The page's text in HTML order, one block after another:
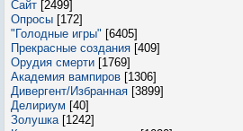
Сайт [2499]
Опросы [172]
"Голодные игры" [6405]
Прекрасные создания [409]
Орудия смерти [1769]
Академия вампиров [1306]
Дивергент/Избранная [3899]
Делириум [40]
Золушка [1242]